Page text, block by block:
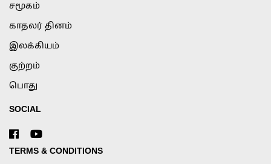
சமூகம்
காதலர் தினம்
இலக்கியம்
குற்றம்
பொது
SOCIAL
TERMS & CONDITIONS